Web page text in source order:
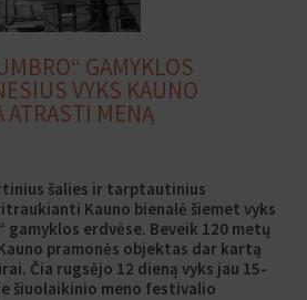
GAMYKLOS
VYKS KAUNO
ATRASTI MENĄ
šalies ir tarptautinius
Kauno bienalė šiemet vyks
erdvėse. Beveik 120 metų
pramonės objektas dar kartą
Čia rugsėjo 12 dieną vyks jau 15-
šiuolaikinio meno festivalio